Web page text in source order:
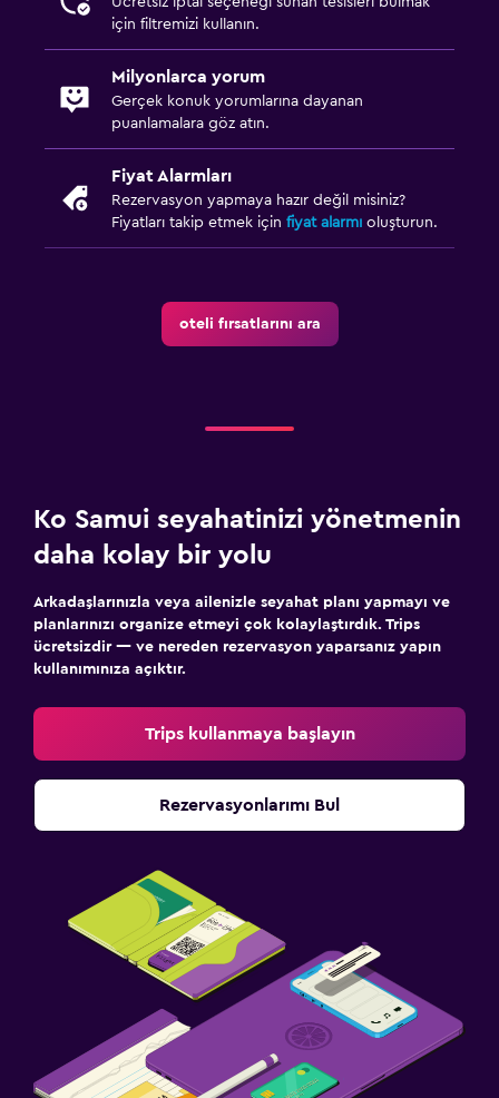
için filtremizi kullanın.
Milyonlarca yorum
Gerçek konuk yorumlarına dayanan
puanlamalara göz atın.
Fiyat Alarmları
Rezervasyon yapmaya hazır değil misiniz?
Fiyatları takip etmek için fiyat alarmı oluşturun.
oteli fırsatlarını ara
Ko Samui seyahatinizi yönetmenin
daha kolay bir yolu
Arkadaşlarınızla veya ailenizle seyahat planı yapmayı ve
planlarınızı organize etmeyi çok kolaylaştırdık. Trips
ücretsizdir — ve nereden rezervasyon yaparsanız yapın
kullanımınıza açıktır.
Trips kullanmaya başlayın
Rezervasyonlarımı Bul